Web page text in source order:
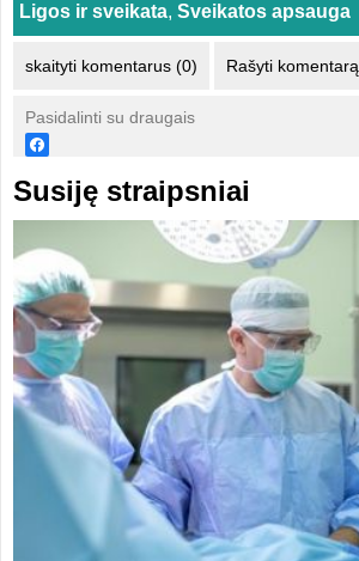
Ligos ir sveikata, Sveikatos apsauga
skaityti komentarus (0) Rašyti komentarą
Pasidalinti su draugais
Susiję straipsniai